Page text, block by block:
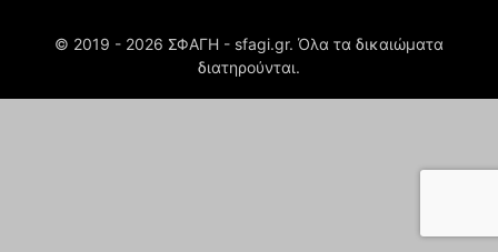
© 2019 - 2026 ΣΦΑΓΗ - sfagi.gr. Όλα τα δικαιώματα
διατηρούνται.